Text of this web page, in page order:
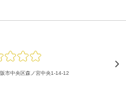
市中央区森ノ宮中央1-14-12